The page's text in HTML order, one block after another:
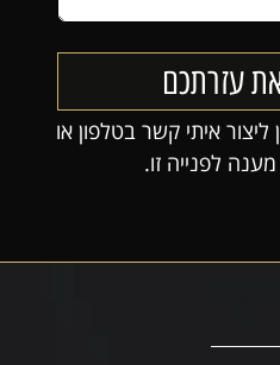
איתי קשר בטלפון או
לפנייה זו.